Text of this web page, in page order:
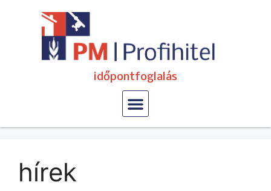
időpontfoglalás
hírek